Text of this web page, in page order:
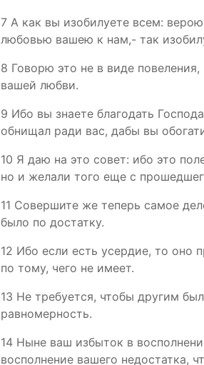
7 А как вы изобилуете всем:
любовью вашею к нам,- так
8 Говорю это не в виде
вашей любви.
9 Ибо вы знаете благодать
обнищал ради вас, дабы вы
10 Я даю на это совет: ибо это
но и желали того еще с
11 Совершите же теперь самое
было по достатку.
12 Ибо если есть усердие, то оно
по тому, чего не имеет.
13 Не требуется, чтобы другим
равномерность.
14 Ныне ваш избыток в
восполнение вашего недостатка,